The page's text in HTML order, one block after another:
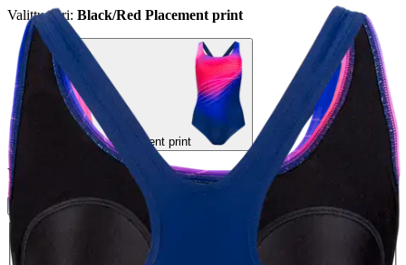
Valittu väri: Black/Red Placement print
Black/Red Placement print
Valittu koko: Valitse koko
L XL 2XL 3XL
Valitse toimitustapa
Nouto myymälästä